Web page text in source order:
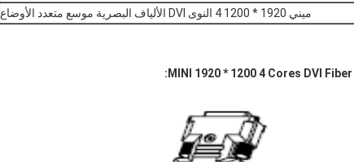
ميني 1920 * 1200 4 النوى DVI الألياف البصرية موسع متعدد الأوضاع